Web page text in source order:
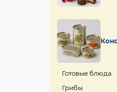
Готовые блюда
Грибы